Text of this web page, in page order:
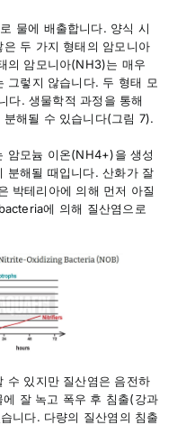
물에 배출합니다. 양식 시
두 가지 형태의 암모니아
의 암모니아(NH3)는 매우
그렇지 않습니다. 두 형태 모
다. 생물학적 과정을 통해
해될 수 있습니다(그림 7).
암모늄 이온(NH4+)을 생성
분해될 때입니다. 산화가 잘
박테리아에 의해 먼저 아질
에 의해 질산염으로
수 있지만 질산염은 음전하
잘 녹고 폭우 후 침출(강과
니다. 다량의 질산염의 침출